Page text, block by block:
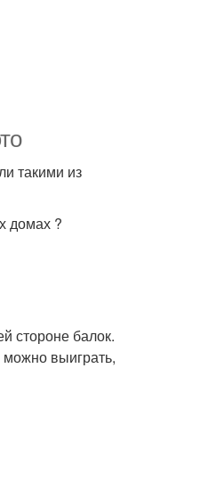
такими из
домах ?
стороне балок.
выиграть,